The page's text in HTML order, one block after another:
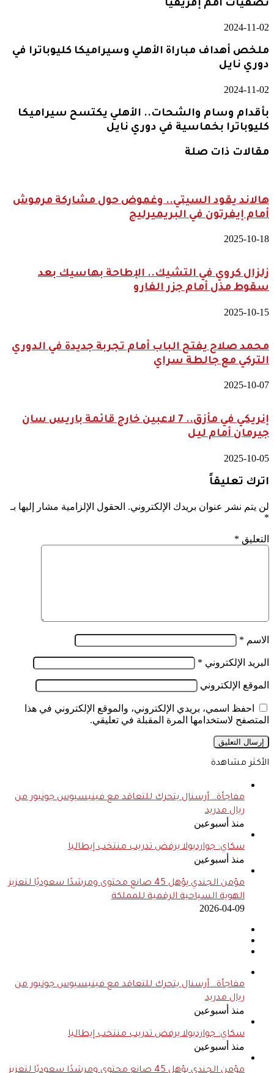
تصفيات أمم إفريقيا
2024-11-02
ملخص أهداف مباراة الأهلي وسيراميكا كليوباترا في
دوري نايل
2024-11-02
بأقدام وسام والشحات.. الأهلي يكتسح سيراميكا
كليوباترا بخماسية في دوري نايل
مقالات ذات صلة
هالاند يقود السيتي.. وغموض حول مشاركة مرموش
أمام إيفرتون في البريميرليج
2025-10-18
زلزال كروي في التشيك.. الإطاحة بهاسيك بعد
سقوط مذل أمام جزر الفارو
2025-10-15
محمد صلاح يفتح الباب أمام تجربة جديدة في الدوري
التركي مع جالطة سراي
2025-10-07
إنريكي في مأزق.. 7 لاعبين خارج قائمة باريس سان
جيرمان أمام ليل
2025-10-05
اترك تعليقاً
لن يتم نشر عنوان بريدك الإلكتروني. الحقول الإلزامية مشار إليها بـ
*
التعليق *
الاسم *
البريد الإلكتروني *
الموقع الإلكتروني
احفظ اسمي، بريدي الإلكتروني، والموقع الإلكتروني في هذا
المتصفح لاستخدامها المرة المقبلة في تعليقي.
الأكثر مشاهدة
مفاجأة.. أرسنال يتحرك للتعاقد مع فينيسيوس جونيور من
ريال مدريد
منذ أسبوعين
سكاي: جوارديولا يرفض تدريب منتخب إيطاليا
منذ أسبوعين
مؤمن الجندي يؤهل 45 صانع محتوى ومرشدًا سعوديًا لتعزيز
الهوية السياحية الرقمية للمملكة
2026-04-09
مفاجأة.. أرسنال يتحرك للتعاقد مع فينيسيوس جونيور من
ريال مدريد
منذ أسبوعين
سكاي: جوارديولا يرفض تدريب منتخب إيطاليا
منذ أسبوعين
مؤمن الجندي يؤهل 45 صانع محتوى ومرشدًا سعوديًا لتعزيز